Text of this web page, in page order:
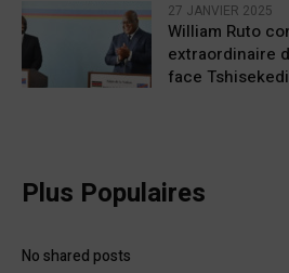
27 JANVIER 2025
William Ruto
extraordinaire
face
Plus Populaires
No shared posts